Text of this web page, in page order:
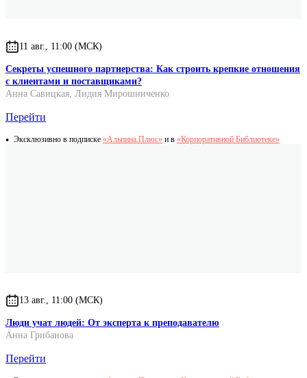
11 авг., 11:00 (МСК)
Секреты успешного партнерства: Как строить крепкие отношения
с клиентами и поставщиками?
Анна Савицкая, Лидия Мирошниченко
Перейти
Эксклюзивно в подписке «Альпина.Плюс» и в «Корпоративной Библиотеке»
13 авг., 11:00 (МСК)
Люди учат людей: От эксперта к преподавателю
Анна Грибанова
Перейти